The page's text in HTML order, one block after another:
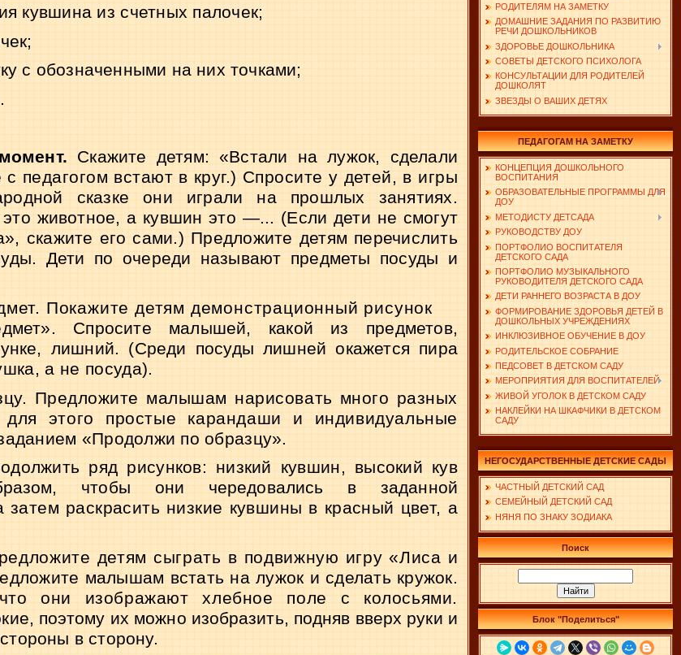
кувшина из счетных палочек;
с обозначенными на них точками;
Скажите детям: «Встали на лужок, сделали
педагогом встают в круг.) Спросите у детей, в игры
сказке они играли на прошлых занятиях.
животное, а кувшин это —... (Если дети не смогут
скажите его сами.) Предложите детям перечислить
Дети по очереди называют предметы посуды и
Покажите детям демонстрационный рисунок
Спросите малышей, какой из предме­тов,
лишний. (Среди посуды лишней окажется пира­
а не посуда).
Предложите малышам нарисовать много разных
этого простые карандаши и индивидуальные
«Продолжи по образцу».
ряд рисунков: низкий кувшин, высокий кув­
чтобы они чередовались в заданной
затем раскрасить низкие кувшины в красный цвет, а
детям сыграть в подвижную игру «Лиса и
малышам встать на лужок и сделать кружок.
они изображают хлебное поле с колосьями.
поэтому их можно изобразить, подняв вверх руки и
в сторону.
РОДИТЕЛЯМ НА ЗАМЕТКУ
ДОМАШНИЕ ЗАДАНИЯ ПО РАЗВИТИЮ
РЕЧИ ДОШКОЛЬНИКОВ
ЗДОРОВЬЕ ДОШКОЛЬНИКА
СОВЕТЫ ДЕТСКОГО ПСИХОЛОГА
КОНСУЛЬТАЦИИ ДЛЯ РОДИТЕЛЕЙ
ДОШКОЛЯТ
ЗВЕЗДЫ О ВАШИХ ДЕТЯХ
ПЕДАГОГАМ НА ЗАМЕТКУ
КОНЦЕПЦИЯ ДОШКОЛЬНОГО
ВОСПИТАНИЯ
ОБРАЗОВАТЕЛЬНЫЕ ПРОГРАММЫ ДЛЯ
ДОУ
МЕТОДИСТУ ДЕТСАДА
РУКОВОДСТВУ ДОУ
ПОРТФОЛИО ВОСПИТАТЕЛЯ
ДЕТСКОГО САДА
ПОРТФОЛИО МУЗЫКАЛЬНОГО
РУКОВОДИТЕЛЯ ДЕТСКОГО САДА
ДЕТИ РАННЕГО ВОЗРАСТА В ДОУ
ФОРМИРОВАНИЕ ЗДОРОВЬЯ ДЕТЕЙ В
ДОШКОЛЬНЫХ УЧРЕЖДЕНИЯХ
ИНКЛЮЗИВНОЕ ОБУЧЕНИЕ В ДОУ
РОДИТЕЛЬСКОЕ СОБРАНИЕ
ПЕДСОВЕТ В ДЕТСКОМ САДУ
МЕРОПРИЯТИЯ ДЛЯ ВОСПИТАТЕЛЕЙ
ЖИВОЙ УГОЛОК В ДЕТСКОМ САДУ
НАКЛЕЙКИ НА ШКАФЧИКИ В ДЕТСКОМ
САДУ
НЕГОСУДАРСТВЕННЫЕ ДЕТСКИЕ САДЫ
ЧАСТНЫЙ ДЕТСКИЙ САД
СЕМЕЙНЫЙ ДЕТСКИЙ САД
НЯНЯ ПО ЗНАКУ ЗОДИАКА
Поиск
Блок "Поделиться"